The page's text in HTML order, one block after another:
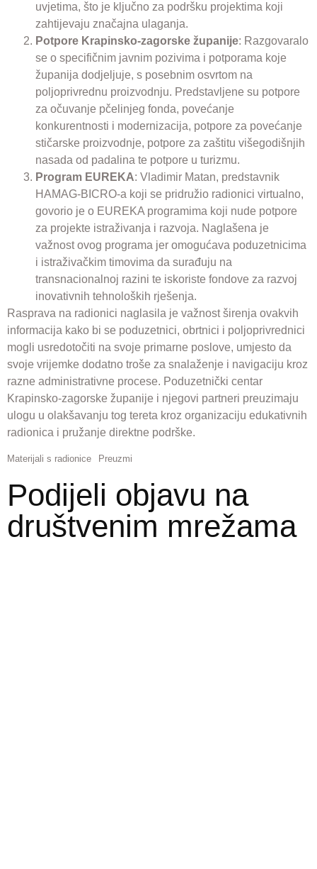
uvjetima, što je ključno za podršku projektima koji
zahtijevaju značajna ulaganja.
Potpore Krapinsko-zagorske županije: Razgovaralo
se o specifičnim javnim pozivima i potporama koje
županija dodjeljuje, s posebnim osvrtom na
poljoprivrednu proizvodnju. Predstavljene su potpore
za očuvanje pčelinjeg fonda, povećanje
konkurentnosti i modernizacija, potpore za povećanje
stičarske proizvodnje, potpore za zaštitu višegodišnjih
nasada od padalina te potpore u turizmu.
Program EUREKA: Vladimir Matan, predstavnik
HAMAG-BICRO-a koji se pridružio radionici virtualno,
govorio je o EUREKA programima koji nude potpore
za projekte istraživanja i razvoja. Naglašena je
važnost ovog programa jer omogućava poduzetnicima
i istraživačkim timovima da surađuju na
transnacionalnoj razini te iskoriste fondove za razvoj
inovativnih tehnoloških rješenja.
Rasprava na radionici naglasila je važnost širenja ovakvih
informacija kako bi se poduzetnici, obrtnici i poljoprivrednici
mogli usredotočiti na svoje primarne poslove, umjesto da
svoje vrijemke dodatno troše za snalaženje i navigaciju kroz
razne administrativne procese. Poduzetnički centar
Krapinsko-zagorske županije i njegovi partneri preuzimaju
ulogu u olakšavanju tog tereta kroz organizaciju edukativnih
radionica i pružanje direktne podrške.
Materijali s radionice Preuzmi
Podijeli objavu na
društvenim mrežama